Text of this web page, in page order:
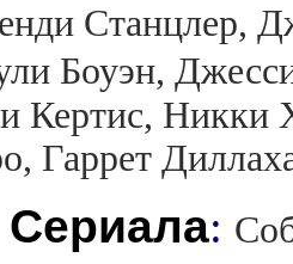
Станцлер,
Боуэн,
Кертис,
Гаррет
: